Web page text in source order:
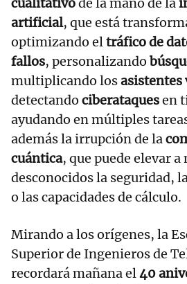
cualitativode la mano de la
artificial, que está
optimizando eltráfico de
fallos, personalizando
multiplicando losasistentes
detectando ciberataquesen
ayudando en múltiples
además la irrupción de la
cuántica, que puede elevar a
desconocidos la seguridad,
o las capacidades de cálculo.
Mirando a los orígenes, la
Superior de Ingenieros de
recordará mañana el40